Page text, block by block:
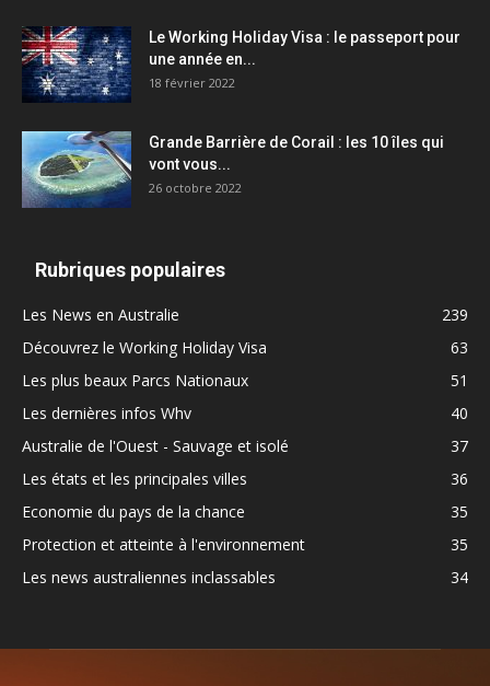
Le Working Holiday Visa : le passeport pour
une année en...
18 février 2022
Grande Barrière de Corail : les 10 îles qui
vont vous...
26 octobre 2022
Rubriques populaires
Les News en Australie
239
Découvrez le Working Holiday Visa
63
Les plus beaux Parcs Nationaux
51
Les dernières infos Whv
40
Australie de l'Ouest - Sauvage et isolé
37
Les états et les principales villes
36
Economie du pays de la chance
35
Protection et atteinte à l'environnement
35
Les news australiennes inclassables
34